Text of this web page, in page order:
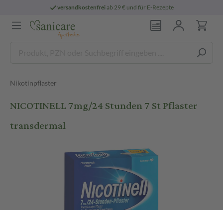
versandkostenfreiab 29 € und für E-Rezepte
Nikotinpflaster
NICOTINELL 7mg/24 Stunden 7 St Pflaster
transdermal